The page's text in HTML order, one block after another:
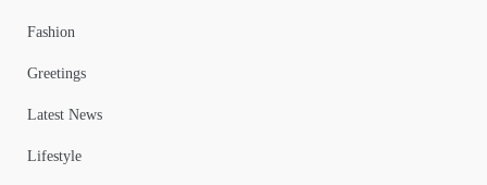
Fashion
Greetings
Latest News
Lifestyle